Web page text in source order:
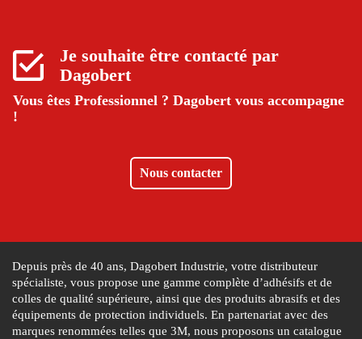
Je souhaite être contacté par
Dagobert
Vous êtes Professionnel ? Dagobert vous accompagne
!
Nous contacter
Depuis près de 40 ans, Dagobert Industrie, votre distributeur
spécialiste, vous propose une gamme complète d’adhésifs et de
colles de qualité supérieure, ainsi que des produits abrasifs et des
équipements de protection individuels. En partenariat avec des
marques renommées telles que 3M, nous proposons un catalogue